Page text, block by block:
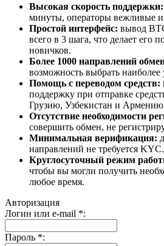
Высокая скорость поддержки:
минуты, операторы вежливые и
Простой интерфейс: вывод
всего в 3 шага, что делает его
новичков.
Более 1000 направлений
возможность выбрать
Помощь с переводом средств:
поддержку при отправке
Грузию, Узбекистан и
Отсутствие необходимости
совершить обмен, не
Минимальная верификация:
направлений не требуется KYC.
Круглосуточный режим
чтобы вы могли получить
любое время.
Авторизация
Логин или e-mail *:
Пароль *: